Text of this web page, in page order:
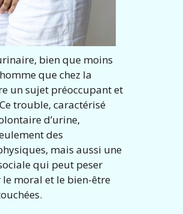
bien que moins
que chez la
un sujet préoccupant et
trouble, caractérisé
d’urine,
des
mais aussi une
qui peut peser
moral et le bien-être